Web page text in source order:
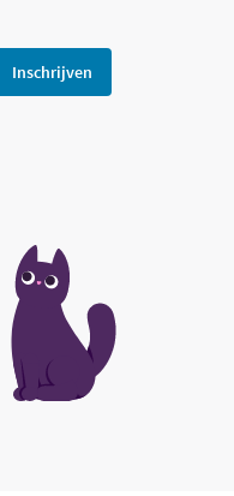
Inschrijven